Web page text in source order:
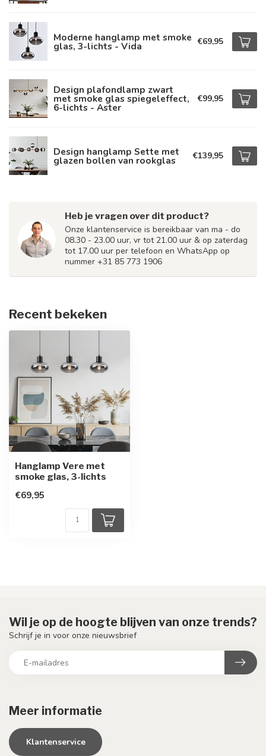
Moderne hanglamp met smoke
glas, 3-lichts - Vida €69,95
Design plafondlamp zwart
met smoke glas spiegeleffect,
6-lichts - Aster
€99,95
Design hanglamp Sette met
glazen bollen van rookglas €139,95
Heb je vragen over dit product?
Onze klantenservice is bereikbaar van ma - do
08.30 - 23.00 uur, vr tot 21.00 uur & op zaterdag
tot 17.00 uur per telefoon en WhatsApp op
nummer +31 85 773 1906
Recent bekeken
Hanglamp Vere met
smoke glas, 3-lichts
€69,95
Meer informatie
Klantenservice
Wil je op de hoogte blijven van onze trends?
Schrijf je in voor onze nieuwsbrief